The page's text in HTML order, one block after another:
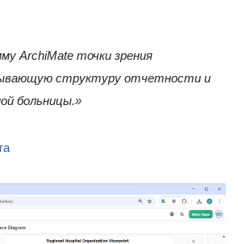
ArchiMate точки зрения
структуру отчетности и
больницы.»